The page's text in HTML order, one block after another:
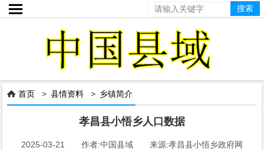

 首页 >县情资料 > 乡镇简介
孝昌县小悟乡人口数据
2025-03-21 作者:中国县域 来源:孝昌县小悟乡政府网